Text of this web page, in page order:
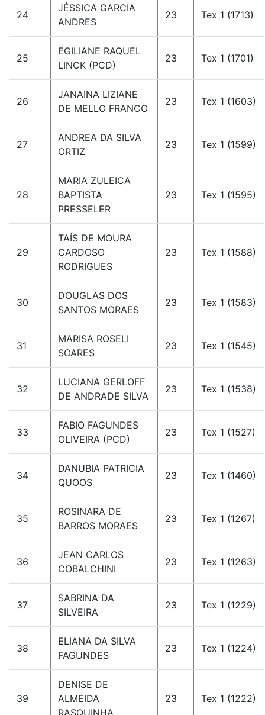
24
JÉSSICA GARCIA
ANDRES
23 Tex 1 (1713)
25
EGILIANE RAQUEL
LINCK (PCD)
23 Tex 1 (1701)
26
JANAINA LIZIANE
DE MELLO FRANCO
23 Tex 1 (1603)
27
ANDREA DA SILVA
ORTIZ
23 Tex 1 (1599)
28
MARIA ZULEICA
BAPTISTA
PRESSELER
23 Tex 1 (1595)
29
TAÍS DE MOURA
CARDOSO
RODRIGUES
23 Tex 1 (1588)
30
DOUGLAS DOS
SANTOS MORAES
23 Tex 1 (1583)
31
MARISA ROSELI
SOARES
23 Tex 1 (1545)
32
LUCIANA GERLOFF
DE ANDRADE SILVA
23 Tex 1 (1538)
33
FABIO FAGUNDES
OLIVEIRA (PCD)
23 Tex 1 (1527)
34
DANUBIA PATRICIA
QUOOS
23 Tex 1 (1460)
35
ROSINARA DE
BARROS MORAES
23 Tex 1 (1267)
36
JEAN CARLOS
COBALCHINI
23 Tex 1 (1263)
37
SABRINA DA
SILVEIRA
23 Tex 1 (1229)
38
ELIANA DA SILVA
FAGUNDES
23 Tex 1 (1224)
39
DENISE DE
ALMEIDA
RASQUINHA
23 Tex 1 (1222)